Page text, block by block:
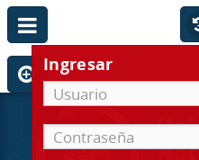
Ingresar